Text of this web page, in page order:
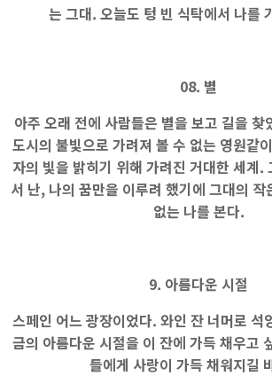
는 그대. 오늘도 텅 빈 식탁에서 나를
08. 별
아주 오래 전에 사람들은 별을 보고 길을 찾
도시의 불빛으로 가려져 볼 수 없는 영원같
자의 빛을 밝히기 위해 가려진 거대한 세계.
서 난, 나의 꿈만을 이루려 했기에 그대의 작
없는 나를 본다.
9. 아름다운 시절
스페인 어느 광장이었다. 와인 잔 너머로 석
금의 아름다운 시절을 이 잔에 가득 채우고
들에게 사랑이 가득 채워지길